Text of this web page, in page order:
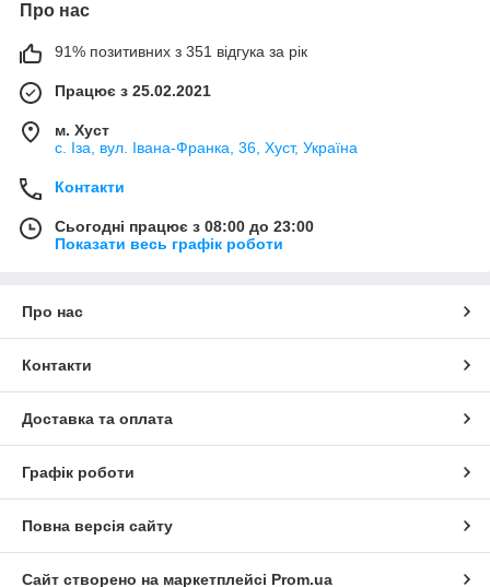
Про нас
91% позитивних з 351 відгука за рік
Працює з 25.02.2021
м. Хуст
с. Іза, вул. Івана-Франка, 36, Хуст, Україна
Контакти
Сьогодні працює з 08:00 до 23:00
Показати весь графік роботи
Про нас
Контакти
Доставка та оплата
Графік роботи
Повна версія сайту
Сайт створено на маркетплейсі Prom.ua